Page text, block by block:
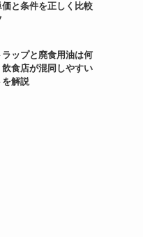
価と条件を正しく比較
ラップと廃食用油は何
食店が混同しやすい
を解説